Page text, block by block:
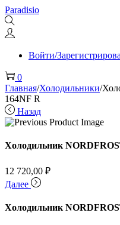
Перейти
к
навигации
Перейти
к
содержимому
Paradisio
Войти/
0
Главная/Холодильники/
164NF R
Назад
Холодильник
12 720,00 ₽
Далее
Холодильник